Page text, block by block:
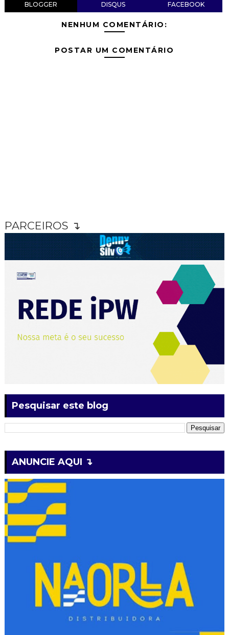
BLOGGER DISQUS FACEBOOK
NENHUM COMENTÁRIO:
POSTAR UM COMENTÁRIO
PARCEIROS ↴
Pesquisar este blog
ANUNCIE AQUI ↴